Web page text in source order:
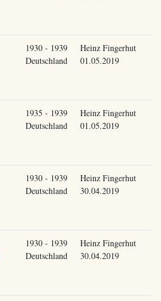
1930 - 1939
Deutschland
Heinz Fingerhut
01.05.2019
1935 - 1939
Deutschland
Heinz Fingerhut
01.05.2019
1930 - 1939
Deutschland
Heinz Fingerhut
30.04.2019
1930 - 1939
Deutschland
Heinz Fingerhut
30.04.2019